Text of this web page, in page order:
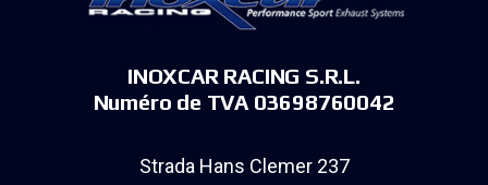
INOXCAR RACING S.R.L.
Numéro de TVA 03698760042
Strada Hans Clemer 237